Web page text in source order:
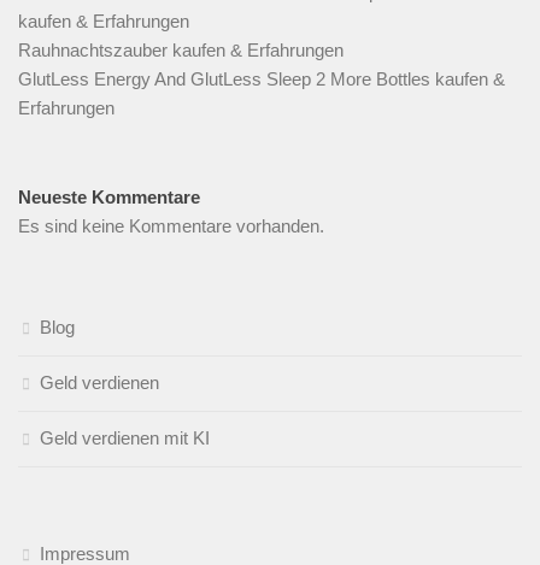
kaufen & Erfahrungen
Rauhnachtszauber kaufen & Erfahrungen
GlutLess Energy And GlutLess Sleep 2 More Bottles kaufen &
Erfahrungen
Neueste Kommentare
Es sind keine Kommentare vorhanden.
Blog
Geld verdienen
Geld verdienen mit KI
Impressum